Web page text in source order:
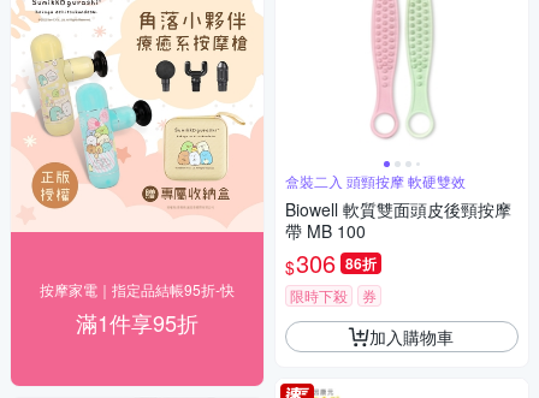
按摩家電｜指定品結帳95折-快
滿1件享95折
盒裝二入 頭頸按摩 軟硬雙效
Biowell 軟質雙面頭皮後頸按摩
帶 MB 100
$306 86折
限時下殺 券
加入購物車